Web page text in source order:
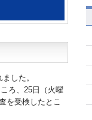
した。
ろ、25日（火曜
を受検したとこ